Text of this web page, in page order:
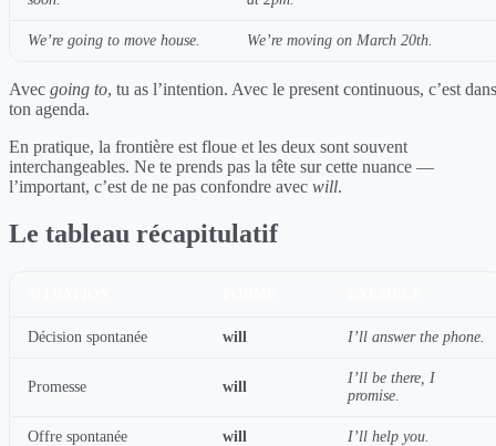
We’re going to move house. We’re moving on March 20th.
Avec going to, tu as l’intention. Avec le present continuous, c’est dans
ton agenda.
En pratique, la frontière est floue et les deux sont souvent
interchangeables. Ne te prends pas la tête sur cette nuance —
l’important, c’est de ne pas confondre avec will.
Le tableau récapitulatif
Décision spontanée will I’ll answer the phone.
Promesse will
I’ll be there, I
promise.
Offre spontanée will I’ll help you.